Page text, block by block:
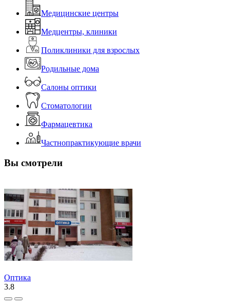
Медицинские центры
Медцентры, клиники
Поликлиники для взрослых
Родильные дома
Салоны оптики
Стоматологии
Фармацевтика
Частнопрактикующие врачи
Вы смотрели
Оптика
3.8